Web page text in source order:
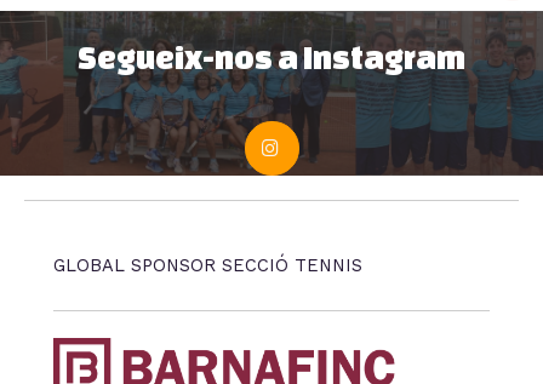
Segueix-nos a Instagram
GLOBAL SPONSOR SECCIÓ TENNIS